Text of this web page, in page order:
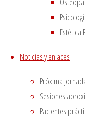
Estética
Noticias y enlaces
Próxima
Sesiones
Pacientes
contents are termed
mandatory to
these cookies on